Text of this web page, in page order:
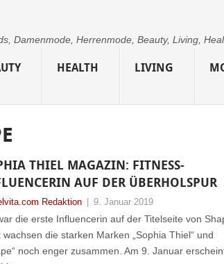
Damenmode, Herrenmode, Beauty, Living,
HEALTH LIVING
THIEL MAGAZIN: FITNESS-
AUF DER ÜBERHOLSPUR
Redaktion 9. Januar 2019
die erste Influencerin auf der Titelseite von
wachsen die starken Marken „Sophia Thiel“ und
noch enger zusammen. Am 9. Januar